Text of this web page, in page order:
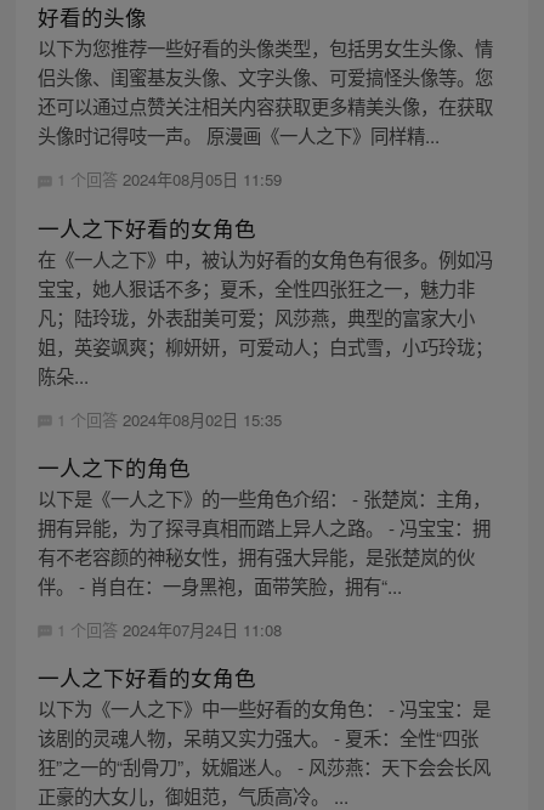
好看的头像
以下为您推荐一些好看的头像类型，包括男女生头像、情
侣头像、闺蜜基友头像、文字头像、可爱搞怪头像等。您
还可以通过点赞关注相关内容获取更多精美头像，在获取
头像时记得吱一声。 原漫画《一人之下》同样精...
1 个回答 2024年08月05日 11:59
一人之下好看的女角色
在《一人之下》中，被认为好看的女角色有很多。例如冯
宝宝，她人狠话不多；夏禾，全性四张狂之一，魅力非
凡；陆玲珑，外表甜美可爱；风莎燕，典型的富家大小
姐，英姿飒爽；柳妍妍，可爱动人；白式雪，小巧玲珑；
陈朵...
1 个回答 2024年08月02日 15:35
一人之下的角色
以下是《一人之下》的一些角色介绍： - 张楚岚：主角，
拥有异能，为了探寻真相而踏上异人之路。 - 冯宝宝：拥
有不老容颜的神秘女性，拥有强大异能，是张楚岚的伙
伴。 - 肖自在：一身黑袍，面带笑脸，拥有“...
1 个回答 2024年07月24日 11:08
一人之下好看的女角色
以下为《一人之下》中一些好看的女角色： - 冯宝宝：是
该剧的灵魂人物，呆萌又实力强大。 - 夏禾：全性“四张
狂”之一的“刮骨刀”，妩媚迷人。 - 风莎燕：天下会会长风
正豪的大女儿，御姐范，气质高冷。 ...